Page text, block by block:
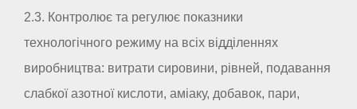
2.3. Контролює та регулює показники
технологічного режиму на всіх відділеннях
виробництва: витрати сировини, рівней, подавання
слабкої азотної кислоти, аміаку, добавок, пари,